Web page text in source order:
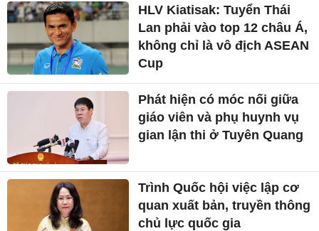
HLV Kiatisak: Tuyển Thái
Lan phải vào top 12 châu Á,
không chỉ là vô địch ASEAN
Cup
Phát hiện có móc nối giữa
giáo viên và phụ huynh vụ
gian lận thi ở Tuyên Quang
Trình Quốc hội việc lập cơ
quan xuất bản, truyền thông
chủ lực quốc gia